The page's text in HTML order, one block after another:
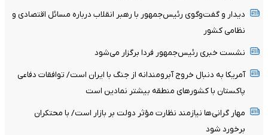
دیدار و گفت‌وگوی رئیس‌جمهور با رهبر انقلاب درباره مسائل اقتصادی و
نظامی کشور
نشست خبری رئیس‌جمهور فردا برگزار می‌شود
آمریکا به دنبال خروج آبرومندانه از جنگ با ایران است/ توافقات دفاعی
پاکستان با کشورهای منطقه بیشتر نمادین است
مهار گرانی‌ها نیازمند نظارت مؤثر دولت بر بازار است/ با محتکران
برخورد شود